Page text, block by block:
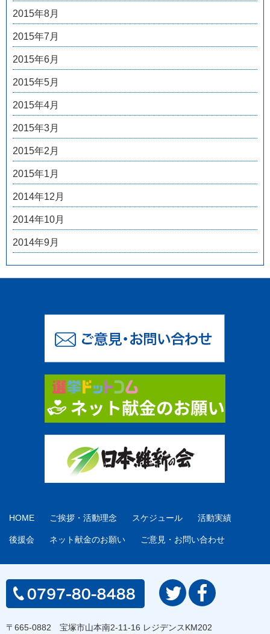
2015年8月
2015年7月
2015年6月
2015年5月
2015年4月
2015年3月
2015年2月
2015年1月
2014年12月
2014年10月
2014年9月
HOME ご挨拶・活動理念 スケジュール 活動実績
後援会 ネット献金のお願い ご意見・お問い合わせ
〒665-0882 宝塚市山本南2-11-16 レジデンスKM202